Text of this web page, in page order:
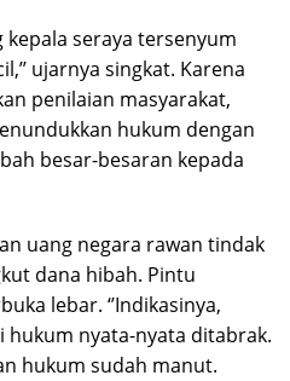
kepala seraya tersenyum
ujarnya singkat. Karena
penilaian masyarakat,
hukum dengan
besar-besaran kepada
uang negara rawan tindak
dana hibah. Pintu
lebar. ‘’Indikasinya,
nyata-nyata ditabrak.
hukum sudah manut.